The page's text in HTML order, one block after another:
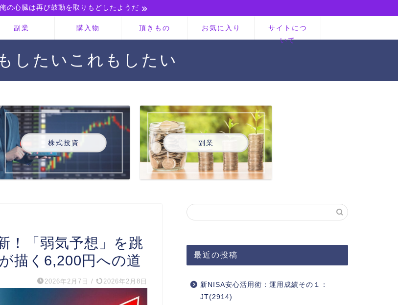
俺の心臓は再び鼓動を取りもどしたようだ
副業 購入物 頂きもの お気に入り
サイトにつ
いて
したいこれもしたい
株式投資 副業
！「弱気予想」を跳
描く6,200円への道
2026年2月7日 / 2026年2月8日
最近の投稿
新NISA安心活用術：運用成績その１：
JT(2914)